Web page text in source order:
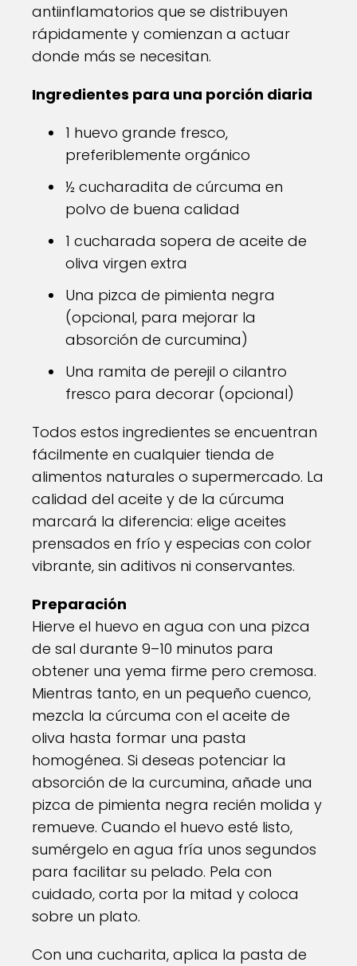
antiinflamatorios que se distribuyen
rápidamente y comienzan a actuar
donde más se necesitan.
Ingredientes para una porción diaria
1 huevo grande fresco,
preferiblemente orgánico
½ cucharadita de cúrcuma en
polvo de buena calidad
1 cucharada sopera de aceite de
oliva virgen extra
Una pizca de pimienta negra
(opcional, para mejorar la
absorción de curcumina)
Una ramita de perejil o cilantro
fresco para decorar (opcional)
Todos estos ingredientes se encuentran
fácilmente en cualquier tienda de
alimentos naturales o supermercado. La
calidad del aceite y de la cúrcuma
marcará la diferencia: elige aceites
prensados en frío y especias con color
vibrante, sin aditivos ni conservantes.
Preparación
Hierve el huevo en agua con una pizca
de sal durante 9–10 minutos para
obtener una yema firme pero cremosa.
Mientras tanto, en un pequeño cuenco,
mezcla la cúrcuma con el aceite de
oliva hasta formar una pasta
homogénea. Si deseas potenciar la
absorción de la curcumina, añade una
pizca de pimienta negra recién molida y
remueve. Cuando el huevo esté listo,
sumérgelo en agua fría unos segundos
para facilitar su pelado. Pela con
cuidado, corta por la mitad y coloca
sobre un plato.
Con una cucharita, aplica la pasta de